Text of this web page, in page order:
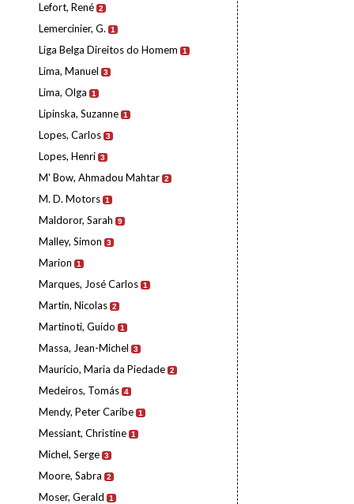
Lefort, René 2
Lemercinier, G. 1
Liga Belga Direitos do Homem 1
Lima, Manuel 3
Lima, Olga 1
Lipinska, Suzanne 1
Lopes, Carlos 3
Lopes, Henri 3
M' Bow, Ahmadou Mahtar 2
M. D. Motors 1
Maldoror, Sarah 9
Malley, Simon 3
Marion 1
Marques, José Carlos 1
Martin, Nicolas 2
Martinoti, Guido 1
Massa, Jean-Michel 3
Maurício, Maria da Piedade 2
Medeiros, Tomás 4
Mendy, Peter Caribe 1
Messiant, Christine 1
Michel, Serge 3
Moore, Sabra 2
Moser, Gerald 1